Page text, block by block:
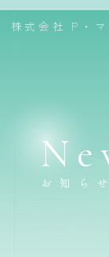
株式会社 P・
お知らせ